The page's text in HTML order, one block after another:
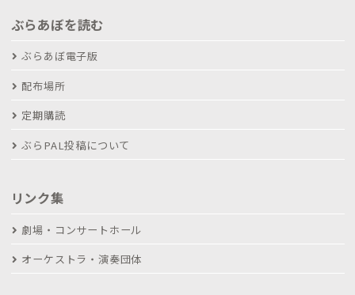
ぶらあぼを読む
ぶらあぼ電子版
配布場所
定期購読
ぶらPAL投稿について
リンク集
劇場・コンサートホール
オーケストラ・演奏団体